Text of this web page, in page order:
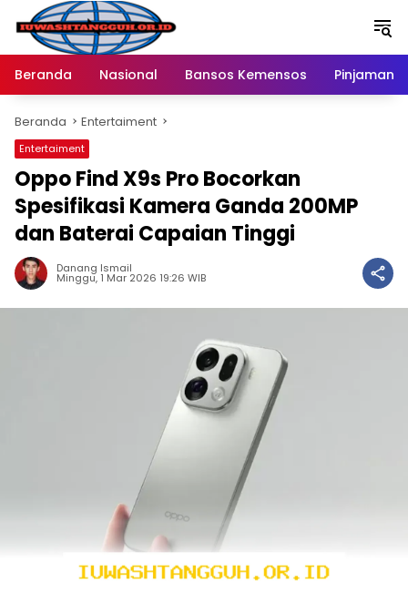
Langsung
konten
Beranda
Nasional Bansos Kemensos Pinjaman
Beranda Entertaiment
Entertaiment
Oppo Find X9s Pro Bocorkan
Spesifikasi Kamera Ganda 200MP
dan Baterai Capaian Tinggi
Danang Ismail
Minggu, 1 Mar 2026 19:26 WIB